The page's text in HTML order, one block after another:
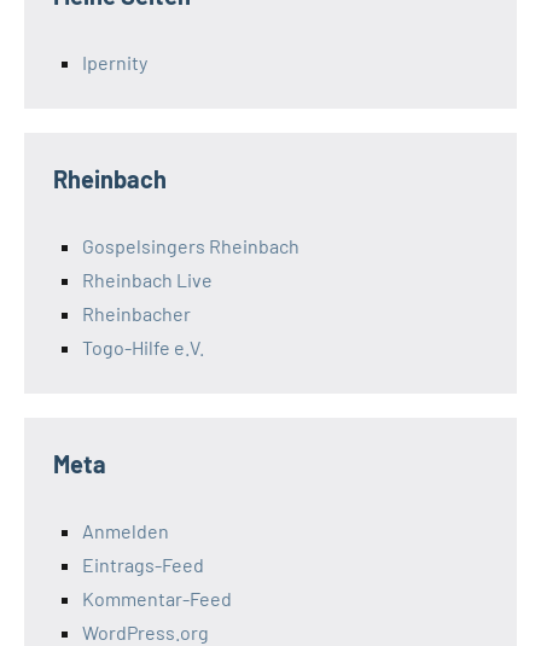
Ipernity
Rheinbach
Gospelsingers Rheinbach
Rheinbach Live
Rheinbacher
Togo-Hilfe e.V.
Meta
Anmelden
Eintrags-Feed
Kommentar-Feed
WordPress.org